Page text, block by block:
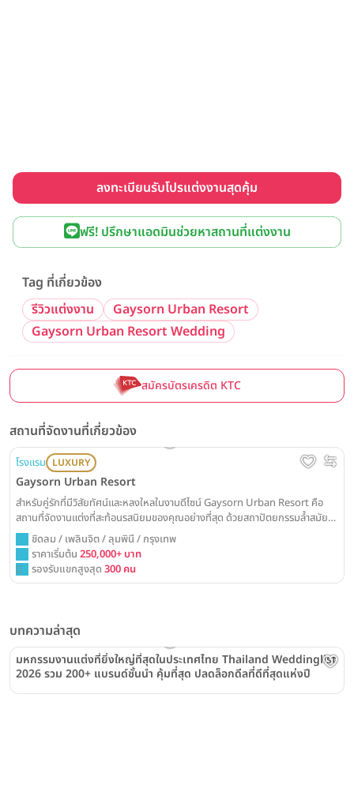
ลงทะเบียนรับโปรแต่งงานสุดคุ้ม
ฟรี! ปรึกษาแอดมินช่วยหาสถานที่แต่งงาน
Tag ที่เกี่ยวข้อง
รีวิวแต่งงาน
Gaysorn Urban Resort
Gaysorn Urban Resort Wedding
สมัครบัตรเครดิต KTC
สถานที่จัดงานที่เกี่ยวข้อง
โรงแรม LUXURY
Gaysorn Urban Resort
สำหรับคู่รักที่มีวิสัยทัศน์และหลงใหลในงานดีไซน์ Gaysorn Urban Resort คือ
สถานที่จัดงานแต่งที่สะท้อนรสนิยมของคุณอย่างที่สุด ด้วยสถาปัตยกรรมล้ำสมัย
ใจกลางราชประสงค์ ที่จะเปลี่ยนวันวิวาห์ของคุณให้กลายเป็นอีเวนต์สุดพิเศษ
ชิดลม / เพลินจิต / ลุมพินี / กรุงเทพ
ราคาเริ่มต้น 250,000+ บาท
รองรับแขกสูงสุด 300 คน
บทความล่าสุด
มหกรรมงานแต่งที่ยิ่งใหญ่ที่สุดในประเทศไทย Thailand Weddinglist
2026 รวม 200+ แบรนด์ชั้นนำ คุ้มที่สุด ปลดล็อกดีลที่ดีที่สุดแห่งปี